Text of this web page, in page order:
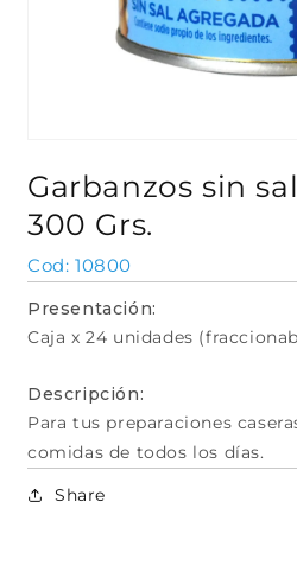
multimedia
1
en
una
modal
Garbanzos sin
300 Grs.
SKU:
10800
Presentación:
Caja x 24 unidades
Descripción:
Para tus preparaciones
comidas de todos los días.
Share